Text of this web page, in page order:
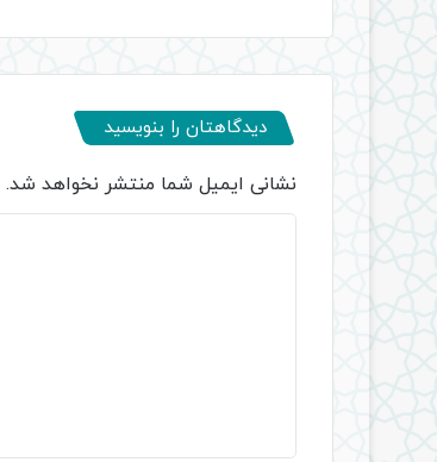
دیدگاهتان را بنویسید
نشانی ایمیل شما منتشر نخواهد شد.